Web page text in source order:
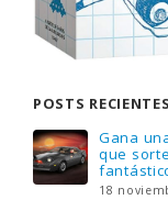
POSTS RECIENTES
Gana
que
18